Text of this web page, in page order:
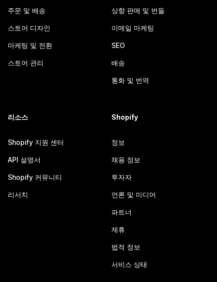
주문 및 배송
스토어 디자인
마케팅 및 전환
스토어 관리
상향 판매 및 번들
이메일 마케팅
SEO
배송
통화 및 번역
리소스
Shopify 지원 센터
API 설명서
Shopify 커뮤니티
리서치
Shopify
정보
채용 정보
투자자
언론 및 미디어
파트너
제휴
법적 정보
서비스 상태